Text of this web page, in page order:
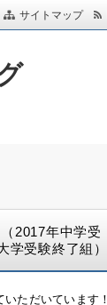
サイトマップ
2017年中学受
受験終了組）
ただいています！